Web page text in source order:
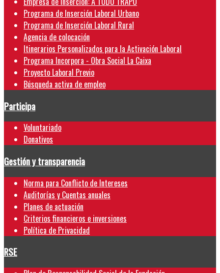
Programa de Inserción Laboral Urbano
Programa de Inserción Laboral Rural
Agencia de colocación
Itinerarios Personalizados para la Activación Laboral
Programa Incorpora - Obra Social La Caixa
Proyecto Laboral Previo
Búsqueda activa de empleo
Participa
Voluntariado
Donativos
Gestión y transparencia
Norma para Conflicto de Intereses
Auditorías y Cuentas anuales
Planes de actuación
Criterios financieros e inversiones
Política de Privacidad
RSE